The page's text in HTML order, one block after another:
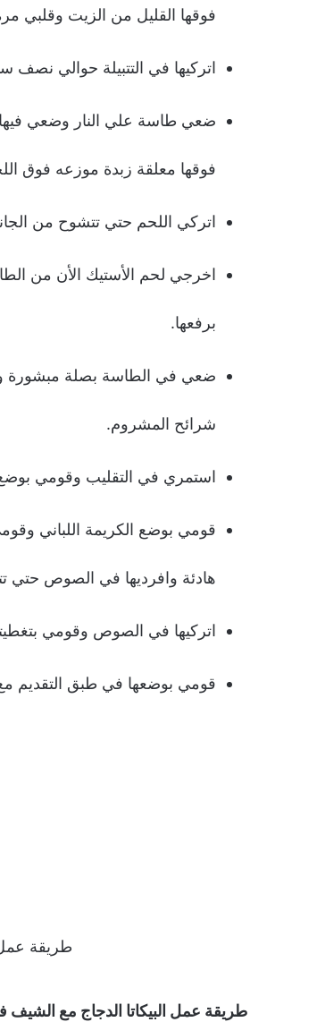
فوقها القليل من الزيت وقلبي
اتركيها في التتبيلة حوالي
ضعي طاسة علي النار وضعي
فوقها معلقة زبدة موزعه فوق
اتركي اللحم حتي تتشوح من
اخرجي لحم الأستيك الأن من
برفعها.
ضعي في الطاسة بصلة مبشورة
شرائح المشروم.
استمري في التقليب وقومي
قومي بوضع الكريمة اللباني
هادئة وافرديها في الصوص حتي
اتركيها في الصوص وقومي
قومي بوضعها في طبق التقديم مع
طريقة عمل
طريقة عمل البيكاتا الدجاج مع الشيف